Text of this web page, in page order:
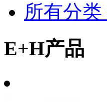
所有分类
E+H产品